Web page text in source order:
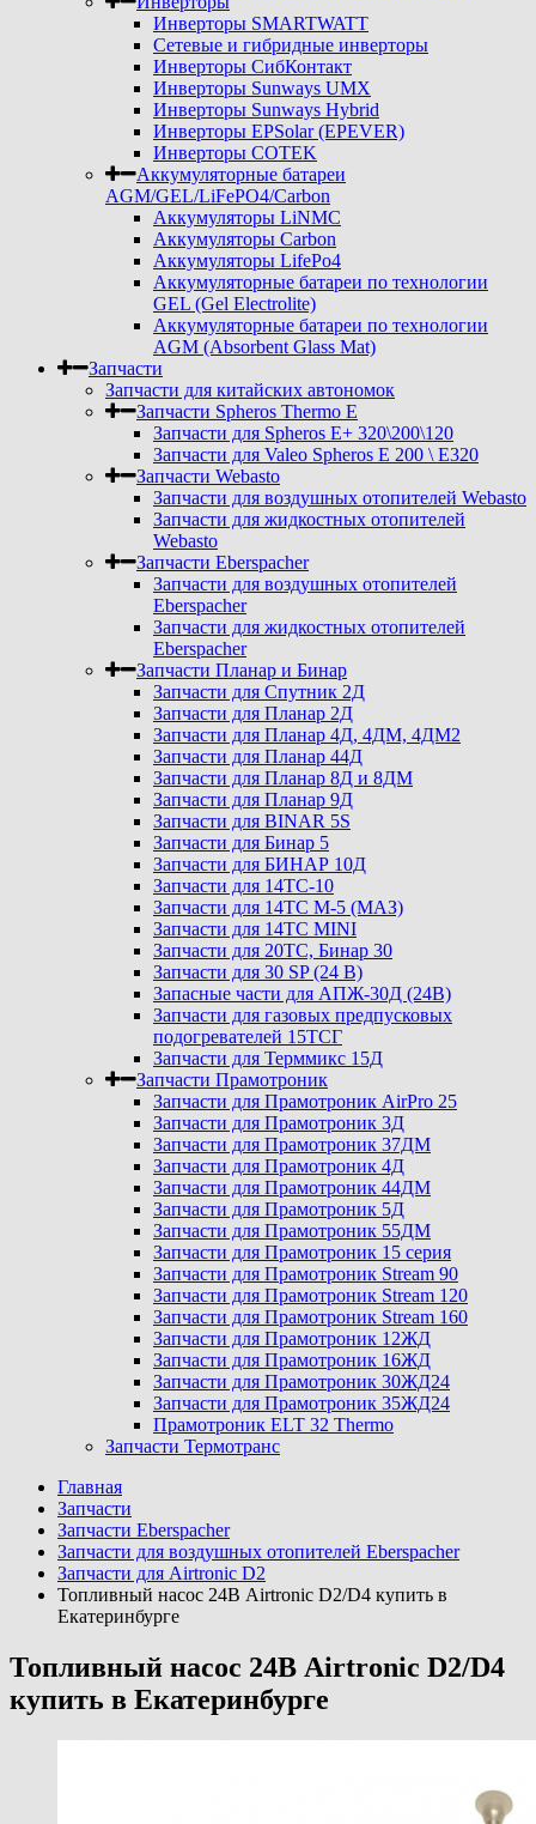
Инверторы SMARTWATT
Сетевые и гибридные инверторы
Инверторы СибКонтакт
Инверторы Sunways UMX
Инверторы Sunways Hybrid
Инверторы EPSolar (EPEVER)
Инверторы COTEK
Аккумуляторные батареи
AGM/GEL/LiFePO4/Carbon
Аккумуляторы LiNMC
Аккумуляторы Carbon
Аккумуляторы LifePo4
Аккумуляторные батареи по технологии
GEL (Gel Electrolite)
Аккумуляторные батареи по технологии
AGM (Absorbent Glass Mat)
Запчасти
Запчасти для китайских автономок
Запчасти Spheros Thermo E
Запчасти для Spheros E+ 320\200\120
Запчасти для Valeo Spheros E 200 \ E320
Запчасти Webasto
Запчасти для воздушных отопителей Webasto
Запчасти для жидкостных отопителей
Webasto
Запчасти Eberspacher
Запчасти для воздушных отопителей
Eberspacher
Запчасти для жидкостных отопителей
Eberspacher
Запчасти Планар и Бинар
Запчасти для Спутник 2Д
Запчасти для Планар 2Д
Запчасти для Планар 4Д, 4ДМ, 4ДМ2
Запчасти для Планар 44Д
Запчасти для Планар 8Д и 8ДМ
Запчасти для Планар 9Д
Запчасти для BINAR 5S
Запчасти для Бинар 5
Запчасти для БИНАР 10Д
Запчасти для 14ТС-10
Запчасти для 14ТС М-5 (МАЗ)
Запчасти для 14ТС MINI
Запчасти для 20ТС, Бинар 30
Запчасти для 30 SP (24 В)
Запасные части для АПЖ-30Д (24В)
Запчасти для газовых предпусковых
подогревателей 15ТСГ
Запчасти для Терммикс 15Д
Запчасти Прамотроник
Запчасти для Прамотроник AirPro 25
Запчасти для Прамотроник 3Д
Запчасти для Прамотроник 37ДМ
Запчасти для Прамотроник 4Д
Запчасти для Прамотроник 44ДМ
Запчасти для Прамотроник 5Д
Запчасти для Прамотроник 55ДМ
Запчасти для Прамотроник 15 серия
Запчасти для Прамотроник Stream 90
Запчасти для Прамотроник Stream 120
Запчасти для Прамотроник Stream 160
Запчасти для Прамотроник 12ЖД
Запчасти для Прамотроник 16ЖД
Запчасти для Прамотроник 30ЖД24
Запчасти для Прамотроник 35ЖД24
Прамотроник ELT 32 Thermo
Запчасти Термотранс
Главная
Запчасти
Запчасти Eberspacher
Запчасти для воздушных отопителей Eberspacher
Запчасти для Airtronic D2
Топливный насос 24В Airtronic D2/D4 купить в
Екатеринбурге
Топливный насос 24В Airtronic D2/D4
купить в Екатеринбурге